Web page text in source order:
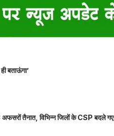
बताऊंगा’
अफसरों तैनात, विभिन्न जिलों के CSP बदले गए